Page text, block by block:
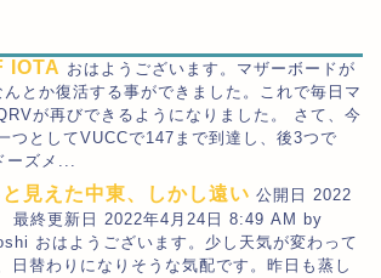
IOTA おはようございます。マザーボードが
とか復活する事ができました。これで毎日マ
が再びできるようになりました。 さて、今
つとしてVUCCで147まで到達し、後3つで
ーズメ...
見えた中東、しかし遠い 公開日 2022
終更新日 2022年4月24日 8:49 AM by
おはようございます。少し天気が変わって
日替わりになりそうな気配です。昨日も蒸し